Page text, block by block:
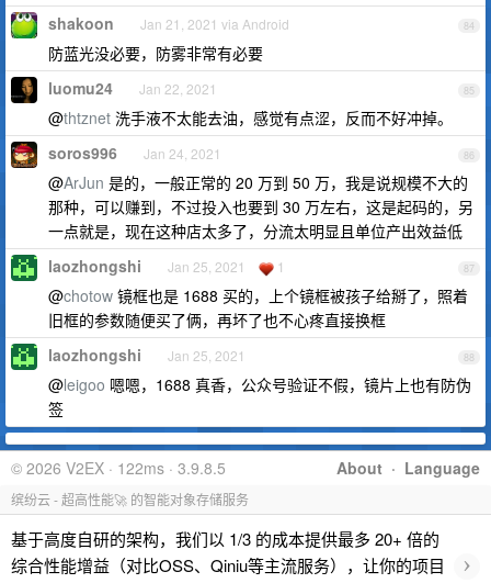
84
shakoon Jan 21, 2021 via Android
防蓝光没必要，防雾非常有必要
85
luomu24 Jan 22, 2021
@thtznet 洗手液不太能去油，感觉有点涩，反而不好冲掉。
86
soros996 Jan 24, 2021
@ArJun 是的，一般正常的 20 万到 50 万，我是说规模不大的
那种，可以赚到，不过投入也要到 30 万左右，这是起码的，另
一点就是，现在这种店太多了，分流太明显且单位产出效益低
87
laozhongshi Jan 25, 2021 1
@chotow 镜框也是 1688 买的，上个镜框被孩子给掰了，照着
旧框的参数随便买了俩，再坏了也不心疼直接换框
88
laozhongshi Jan 25, 2021
@leigoo 嗯嗯，1688 真香，公众号验证不假，镜片上也有防伪
签
About · Language
© 2026 V2EX · 122ms · 3.9.8.5
缤纷云 - 超高性能🚀 的智能对象存储服务
基于高度自研的架构，我们以 1/3 的成本提供最多 20+ 倍的
综合性能增益（对比OSS、Qiniu等主流服务），让你的项目
›